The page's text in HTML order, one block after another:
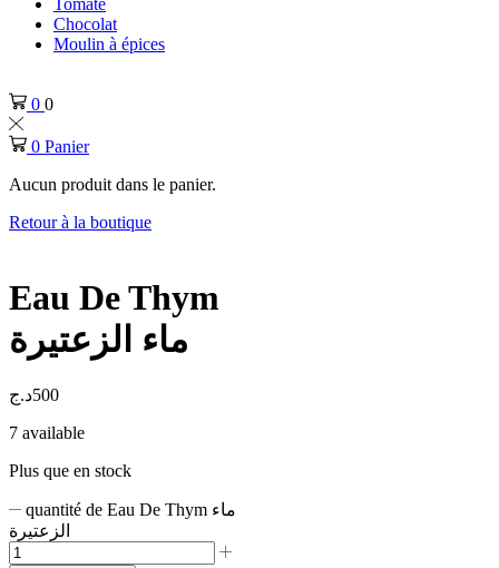
Tomate
Chocolat
Moulin à épices
0 0
0 Panier
Aucun produit dans le panier.
Retour à la boutique
Eau De Thym
ماء الزعتيرة
500د.ج
7 available
Plus que en stock
quantité de Eau De Thym ماء
الزعتيرة